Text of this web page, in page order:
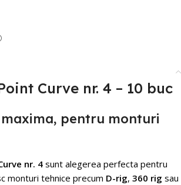
Curve nr. 4 – 10 buc
pentru monturi
nr. 4 sunt alegerea perfecta pentru
monturi tehnice precum D-rig, 360 rig sau